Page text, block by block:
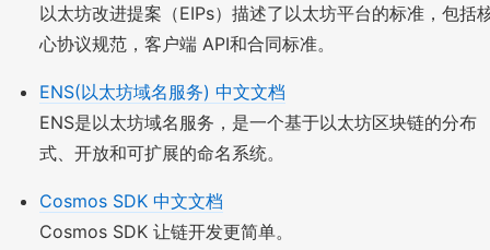
以太坊改进提案（EIPs）描述了以太坊平台的标准，包括
心协议规范，客户端 API和合同标准。
ENS(以太坊域名服务) 中文文档
ENS是以太坊域名服务，是一个基于以太坊区块链的分布
式、开放和可扩展的命名系统。
Cosmos SDK 中文文档
Cosmos SDK 让链开发更简单。